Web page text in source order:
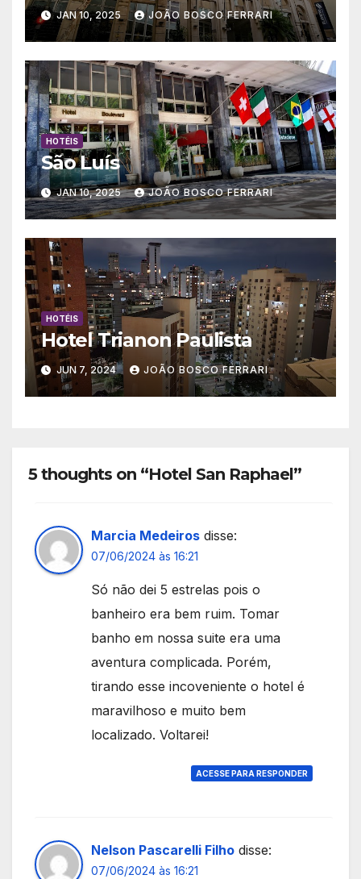
JAN 10, 2025 JOÃO BOSCO FERRARI
HOTÉIS
São Luís
JAN 10, 2025 JOÃO BOSCO FERRARI
HOTÉIS
Hotel Trianon Paulista
JUN 7, 2024 JOÃO BOSCO FERRARI
5 thoughts on “Hotel San Raphael”
Marcia Medeiros disse:
07/06/2024 às 16:21
Só não dei 5 estrelas pois o
banheiro era bem ruim. Tomar
banho em nossa suite era uma
aventura complicada. Porém,
tirando esse incoveniente o hotel é
maravilhoso e muito bem
localizado. Voltarei!
ACESSE PARA RESPONDER
Nelson Pascarelli Filho disse:
07/06/2024 às 16:21